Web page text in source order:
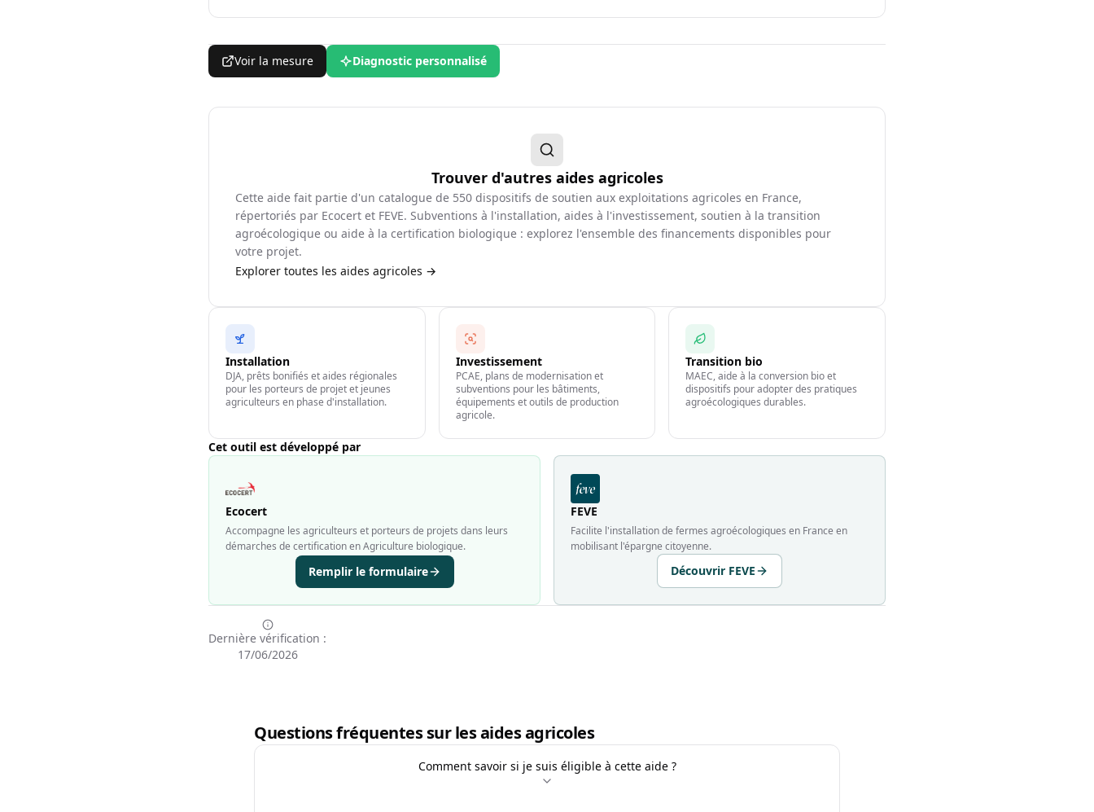
Voir la mesure Diagnostic personnalisé
Trouver d'autres aides agricoles
Cette aide fait partie d'un catalogue de 550 dispositifs de soutien aux exploitations agricoles en France,
répertoriés par Ecocert et FEVE. Subventions à l'installation, aides à l'investissement, soutien à la transition
agroécologique ou aide à la certification biologique : explorez l'ensemble des financements disponibles pour
votre projet.
Explorer toutes les aides agricoles →
Installation
DJA, prêts bonifiés et aides régionales
pour les porteurs de projet et jeunes
agriculteurs en phase d'installation.
Investissement
PCAE, plans de modernisation et
subventions pour les bâtiments,
équipements et outils de production
agricole.
Transition bio
MAEC, aide à la conversion bio et
dispositifs pour adopter des pratiques
agroécologiques durables.
Cet outil est développé par
Ecocert
Accompagne les agriculteurs et porteurs de projets dans leurs
démarches de certification en Agriculture biologique.
Remplir le formulaire
FEVE
Facilite l'installation de fermes agroécologiques en France en
mobilisant l'épargne citoyenne.
Découvrir FEVE
Dernière vérification :
17/06/2026
Questions fréquentes sur les aides agricoles
Comment savoir si je suis éligible à cette aide ?